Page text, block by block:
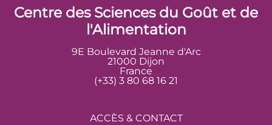
Centre des Sciences du Goût et de
l'Alimentation
9E Boulevard Jeanne d'Arc
21000 Dijon
France
(+33) 3 80 68 16 21
ACCÈS & CONTACT